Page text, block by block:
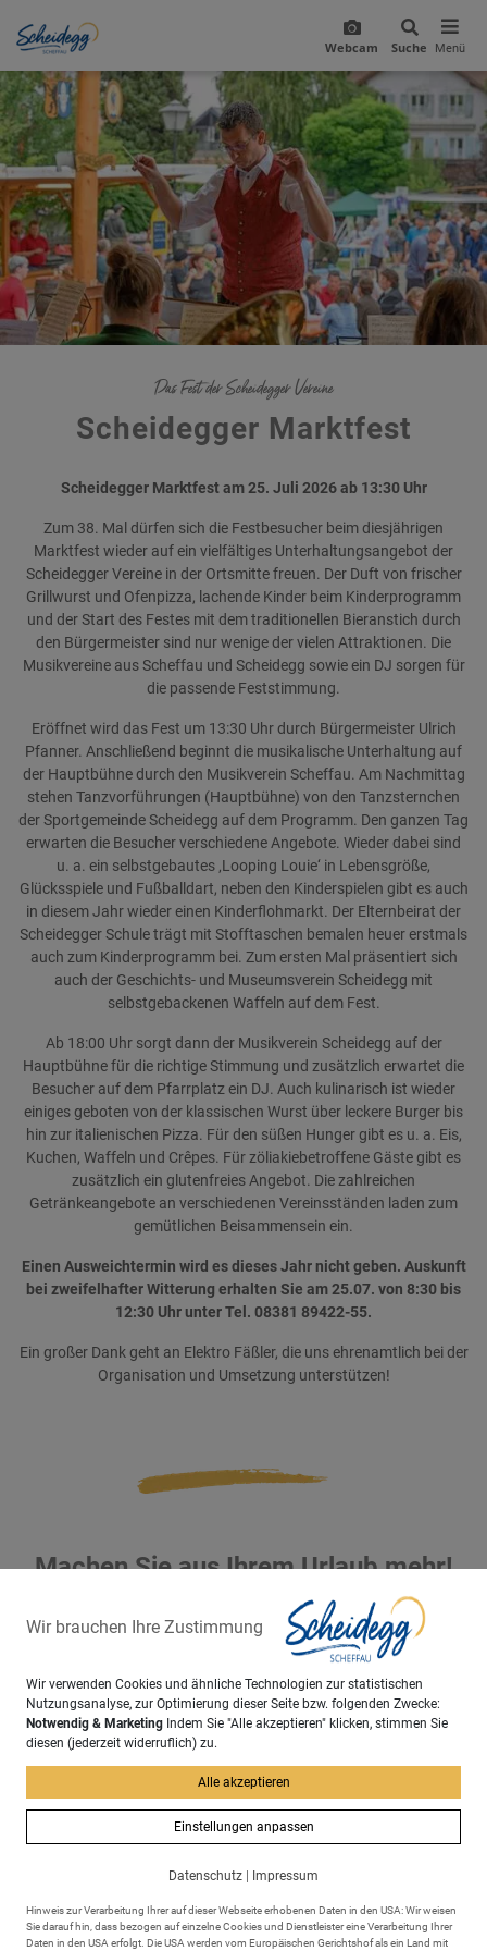
Webcam Suche Menü
Das Fest der Scheidegger Vereine
Scheidegger Marktfest
Scheidegger Marktfest am 25. Juli 2026 ab 13:30 Uhr
Zum 38. Mal dürfen sich die Festbesucher beim diesjährigen
Marktfest wieder auf ein vielfältiges Unterhaltungsangebot der
Scheidegger Vereine in der Ortsmitte freuen. Der Duft von frischer
Grillwurst und Ofenpizza, lachende Kinder beim Kinderprogramm
und der Start des Festes mit dem traditionellen Bieranstich durch
den Bürgermeister sind nur wenige der vielen Attraktionen. Die
Musikvereine aus Scheffau und Scheidegg sowie ein DJ sorgen für
die passende Feststimmung.
Eröffnet wird das Fest um 13:30 Uhr durch Bürgermeister Ulrich
Pfanner. Anschließend beginnt die musikalische Unterhaltung auf
der Hauptbühne durch den Musikverein Scheffau. Am Nachmittag
stehen Tanzvorführungen (Hauptbühne) von den Tanzsternchen
der Sportgemeinde Scheidegg auf dem Programm. Den ganzen Tag
erwarten die Besucher verschiedene Angebote. Wieder dabei sind
u. a. ein selbstgebautes ‚Looping Louie‘ in Lebensgröße,
Glücksspiele und Fußballdart, neben den Kinderspielen gibt es auch
in diesem Jahr wieder einen Kinderflohmarkt. Der Elternbeirat der
Scheidegger Schule trägt mit Stofftaschen bemalen heuer erstmals
auch zum Kinderprogramm bei. Zum ersten Mal präsentiert sich
auch der Geschichts- und Museumsverein Scheidegg mit
selbstgebackenen Waffeln auf dem Fest.
Ab 18:00 Uhr sorgt dann der Musikverein Scheidegg auf der
Hauptbühne für die richtige Stimmung und zusätzlich erwartet die
Besucher auf dem Pfarrplatz ein DJ. Auch kulinarisch ist wieder
einiges geboten von der klassischen Wurst über leckere Burger bis
hin zur italienischen Pizza. Für den süßen Hunger gibt es u. a. Eis,
Kuchen, Waffeln und Crêpes. Für zöliakiebetroffene Gäste gibt es
zusätzlich ein glutenfreies Angebot. Die zahlreichen
Getränkeangebote an verschiedenen Vereinsständen laden zum
gemütlichen Beisammensein ein.
Einen Ausweichtermin wird es dieses Jahr nicht geben. Auskunft
bei zweifelhafter Witterung erhalten Sie am 25.07. von 8:30 bis
12:30 Uhr unter Tel. 08381 89422-55.
Ein großer Dank geht an Elektro Fäßler, die uns ehrenamtlich bei der
Organisation und Umsetzung unterstützen!
Machen Sie aus Ihrem Urlaub mehr!
Wir brauchen Ihre Zustimmung
Wir verwenden Cookies und ähnliche Technologien zur statistischen
Nutzungsanalyse, zur Optimierung dieser Seite bzw. folgenden Zwecke:
Notwendig & Marketing Indem Sie "Alle akzeptieren" klicken, stimmen Sie
diesen (jederzeit widerruflich) zu.
Alle akzeptieren
Einstellungen anpassen
Datenschutz Impressum
Hinweis zur Verarbeitung Ihrer auf dieser Webseite erhobenen Daten in den USA: Wir weisen
Sie darauf hin, dass bezogen auf einzelne Cookies und Dienstleister eine Verarbeitung Ihrer
Daten in den USA erfolgt. Die USA werden vom Europäischen Gerichtshof als ein Land mit